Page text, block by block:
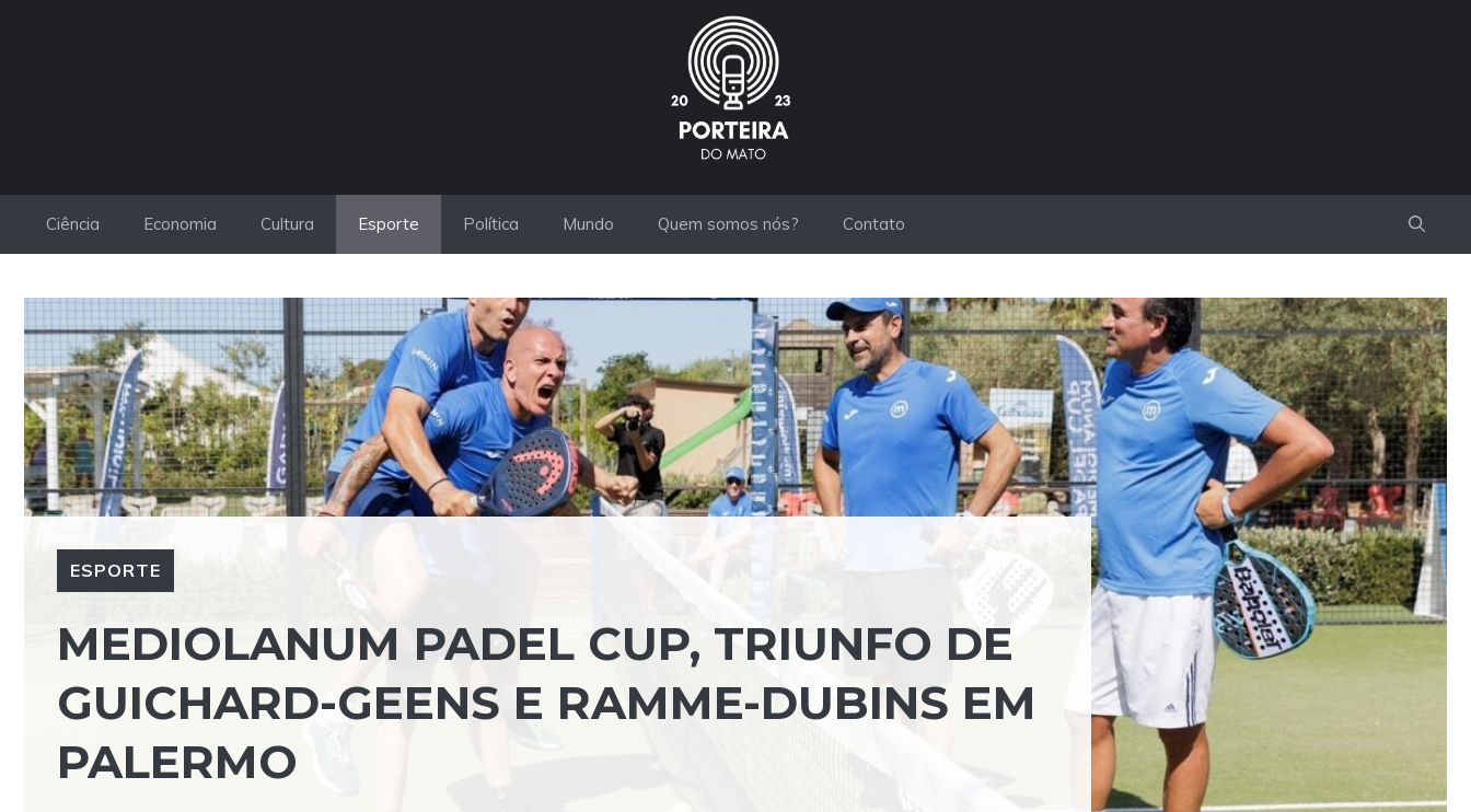
Ciência Economia Cultura Esporte Política Mundo Quem somos nós? Contato
ESPORTE
MEDIOLANUM PADEL CUP, TRIUNFO DE
GUICHARD-GEENS E RAMME-DUBINS EM
PALERMO